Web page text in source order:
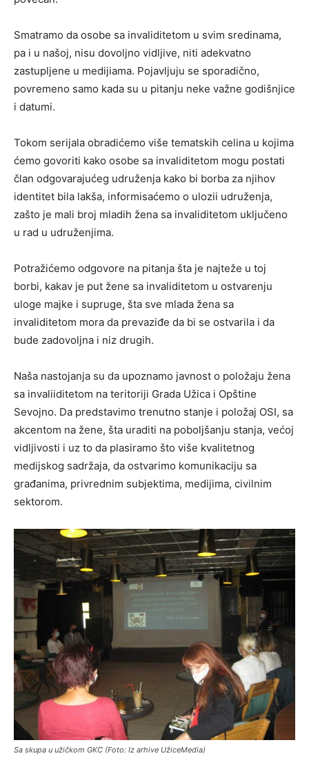
Smatramo da osobe sa invaliditetom u svim sredinama,
pa i u našoj, nisu dovoljno vidljive, niti adekvatno
zastupljene u medijiama. Pojavljuju se sporadično,
povremeno samo kada su u pitanju neke važne godišnjice
i datumi.
Tokom serijala obradićemo više tematskih celina u kojima
ćemo govoriti kako osobe sa invaliditetom mogu postati
član odgovarajućeg udruženja kako bi borba za njihov
identitet bila lakša, informisaćemo o ulozii udruženja,
zašto je mali broj mladih žena sa invaliditetom uključeno
u rad u udruženjima.
Potražićemo odgovore na pitanja šta je najteže u toj
borbi, kakav je put žene sa invaliditetom u ostvarenju
uloge majke i supruge, šta sve mlada žena sa
invaliditetom mora da prevaziđe da bi se ostvarila i da
bude zadovoljna i niz drugih.
Naša nastojanja su da upoznamo javnost o položaju žena
sa invaliiditetom na teritoriji Grada Užica i Opštine
Sevojno. Da predstavimo trenutno stanje i položaj OSI, sa
akcentom na žene, šta uraditi na poboljšanju stanja, većoj
vidljivosti i uz to da plasiramo što više kvalitetnog
medijskog sadržaja, da ostvarimo komunikaciju sa
građanima, privrednim subjektima, medijima, civilnim
sektorom.
Sa skupa u užičkom GKC (Foto: Iz arhive UžiceMedia)